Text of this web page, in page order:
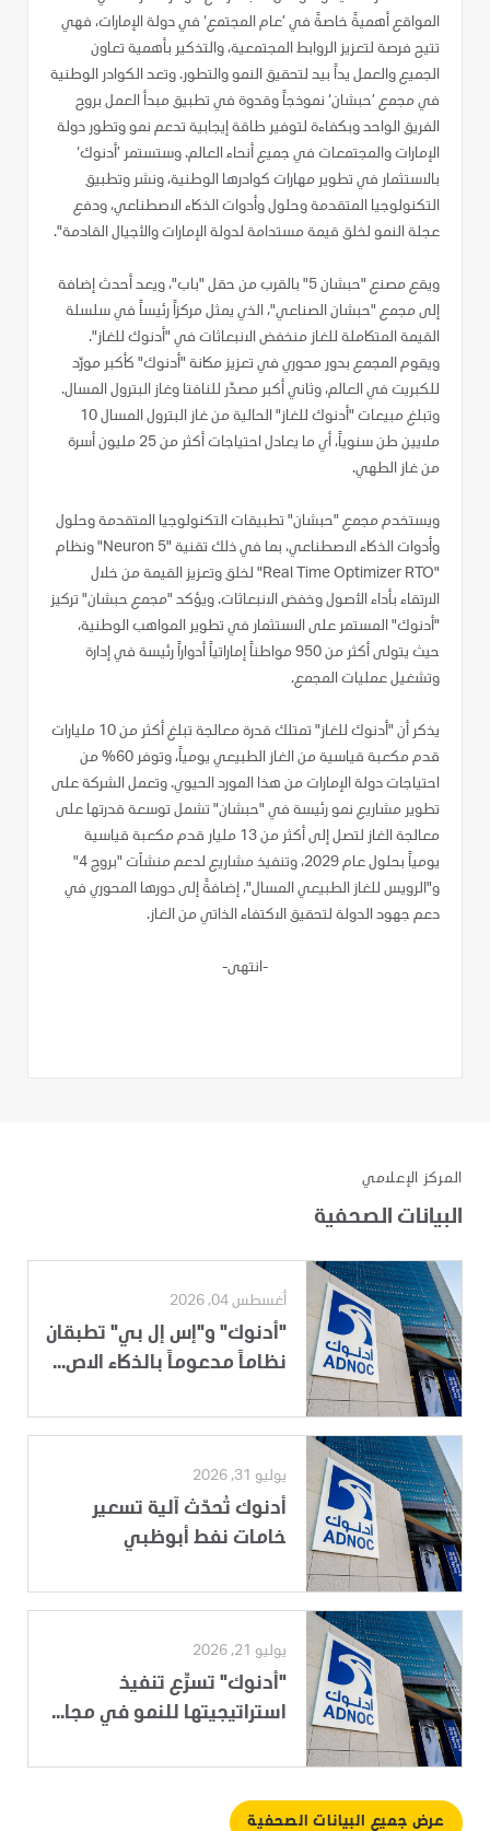
المواقع أهميةً خاصةً في ’عام المجتمع‘ في دولة الإمارات، فهي
تتيح فرصة لتعزيز الروابط المجتمعية، والتذكير بأهمية تعاون
الجميع والعمل يداً بيد لتحقيق النمو والتطور. وتعد الكوادر الوطنية
في مجمع ’حبشان‘ نموذجاً وقدوة في تطبيق مبدأ العمل بروح
الفريق الواحد وبكفاءة لتوفير طاقة إيجابية تدعم نمو وتطور دولة
الإمارات والمجتمعات في جميع أنحاء العالم. وستستمر ’أدنوك‘
بالاستثمار في تطوير مهارات كوادرها الوطنية، ونشر وتطبيق
التكنولوجيا المتقدمة وحلول وأدوات الذكاء الاصطناعي، ودفع
عجلة النمو لخلق قيمة مستدامة لدولة الإمارات والأجيال القادمة".
ويقع مصنع "حبشان 5" بالقرب من حقل "باب"، ويعد أحدث إضافة
إلى مجمع "حبشان الصناعي"، الذي يمثل مركزاً رئيساً في سلسلة
القيمة المتكاملة للغاز منخفض الانبعاثات في "أدنوك للغاز".
ويقوم المجمع بدور محوري في تعزيز مكانة "أدنوك" كأكبر مورّد
للكبريت في العالم، وثاني أكبر مصدّر للنافتا وغاز البترول المسال.
وتبلغ مبيعات "أدنوك للغاز" الحالية من غاز البترول المسال 10
ملايين طن سنوياً، أي ما يعادل احتياجات أكثر من 25 مليون أسرة
من غاز الطهي.
ويستخدم مجمع "حبشان" تطبيقات التكنولوجيا المتقدمة وحلول
وأدوات الذكاء الاصطناعي، بما في ذلك تقنية "Neuron 5" ونظام
"Real Time Optimizer RTO" لخلق وتعزيز القيمة من خلال
الارتقاء بأداء الأصول وخفض الانبعاثات. ويؤكد "مجمع حبشان" تركيز
"أدنوك" المستمر على الاستثمار في تطوير المواهب الوطنية،
حيث يتولى أكثر من 950 مواطناً إماراتياً أدواراً رئيسة في إدارة
وتشغيل عمليات المجمع.
يذكر أن "أدنوك للغاز" تمتلك قدرة معالجة تبلغ أكثر من 10 مليارات
قدم مكعبة قياسية من الغاز الطبيعي يومياً، وتوفر 60% من
احتياجات دولة الإمارات من هذا المورد الحيوي. وتعمل الشركة على
تطوير مشاريع نمو رئيسة في "حبشان" تشمل توسعة قدرتها على
معالجة الغاز لتصل إلى أكثر من 13 مليار قدم مكعبة قياسية
يومياً بحلول عام 2029، وتنفيذ مشاريع لدعم منشآت "بروج 4"
و"الرويس للغاز الطبيعي المسال"، إضافةً إلى دورها المحوري في
دعم جهود الدولة لتحقيق الاكتفاء الذاتي من الغاز.
-انتهى-
المركز الإعلامي
البيانات الصحفية
أغسطس 04, 2026
"أدنوك" و"إس إل بي" تطبقان
نظاماً مدعوماً بالذكاء الاص...
يوليو 31, 2026
أدنوك تُحدّث آلية تسعير
خامات نفط أبوظبي
يوليو 21, 2026
"أدنوك" تسرِّع تنفيذ
استراتيجيتها للنمو في مجا...
عرض جميع البيانات الصحفية